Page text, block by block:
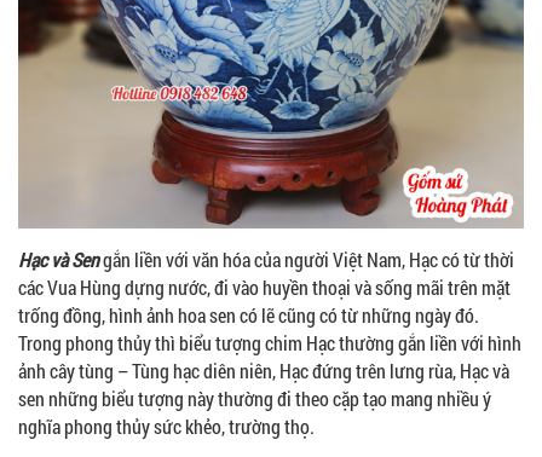
Hạc và Sengắn liền với văn hóa của người Việt Nam, Hạc có từ thời
các Vua Hùng dựng nước, đi vào huyền thoại và sống mãi trên mặt
trống đồng, hình ảnh hoa sen có lẽ cũng có từ những ngày đó.
Trong phong thủy thì biểu tượng chim Hạc thường gắn liền với hình
ảnh cây tùng – Tùng hạc diên niên, Hạc đứng trên lưng rùa, Hạc và
sen những biểu tượng này thường đi theo cặp tạo mang nhiều ý
nghĩa phong thủy sức khẻo, trường thọ.